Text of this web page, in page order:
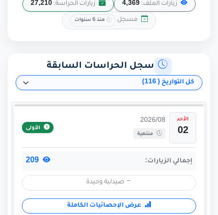
زيارات الملف: 4,369 زيارات الحراسة: 27,210
مسجل منذ 6 سنوات
سجل الحراسات السابقة
الأحد
02
2026/08
منتهية
الأولى
إجمالي الزيارات:
صيدلية وحيدة
عرض الإحصائيات الكاملة